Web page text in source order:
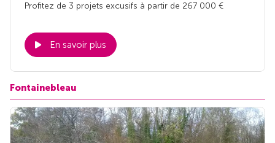
Profitez de 3 projets excusifs à partir de 267 000 €
En savoir plus
Fontainebleau